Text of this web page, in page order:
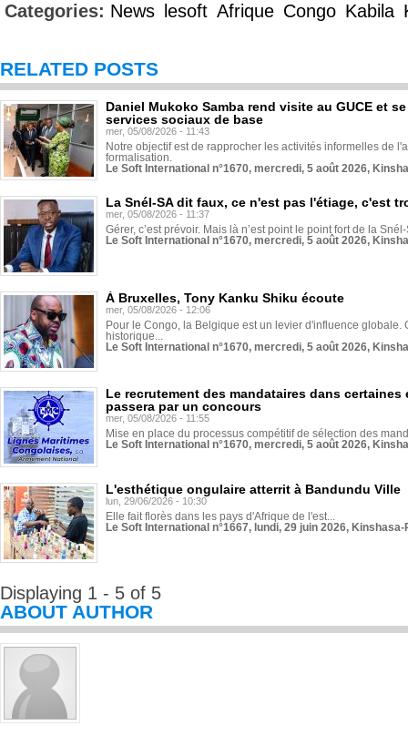
Categories: News lesoft Afrique Congo Kabila
RELATED POSTS
Daniel Mukoko Samba rend visite au GUCE et
services sociaux de base
mer, 05/08/2026 - 11:43
Notre objectif est de rapprocher les activités informelles de
formalisation.
Le Soft International n°1670, mercredi, 5 août 2026,
La Snél-SA dit faux, ce n'est pas l'étiage, c'est
mer, 05/08/2026 - 11:37
Gérer, c’est prévoir. Mais là n’est point le point fort de la
Le Soft International n°1670, mercredi, 5 août 2026,
À Bruxelles, Tony Kanku Shiku écoute
mer, 05/08/2026 - 12:06
Pour le Congo, la Belgique est un levier d'influence globale.
historique...
Le Soft International n°1670, mercredi, 5 août 2026,
Le recrutement des mandataires dans
passera par un concours
mer, 05/08/2026 - 11:55
Mise en place du processus compétitif de sélection des
Le Soft International n°1670, mercredi, 5 août 2026,
L'esthétique ongulaire atterrit à Bandundu Ville
lun, 29/06/2026 - 10:30
Elle fait florès dans les pays d'Afrique de l'est...
Le Soft International n°1667, lundi, 29 juin 2026,
Displaying 1 - 5 of 5
ABOUT AUTHOR